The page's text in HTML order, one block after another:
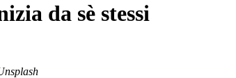
da sè stessi